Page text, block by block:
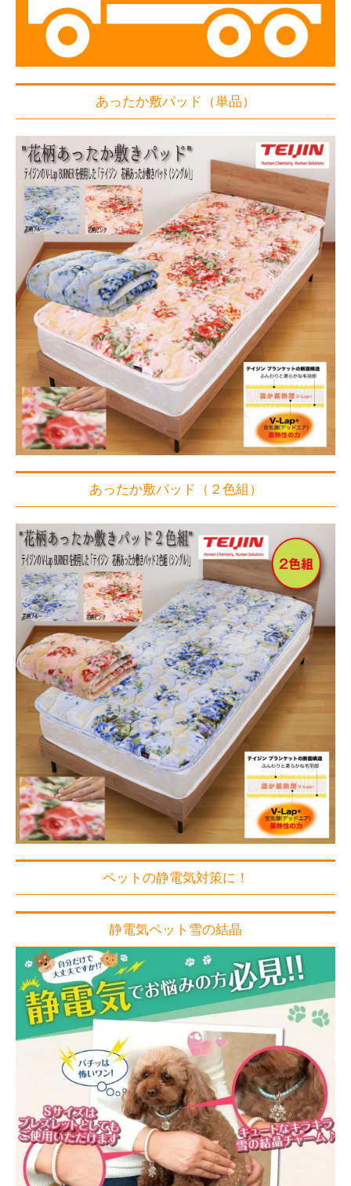
あったか敷パッド（単品）
あったか敷パッド（２色組）
ペットの静電気対策に！
静電気ペット雪の結晶